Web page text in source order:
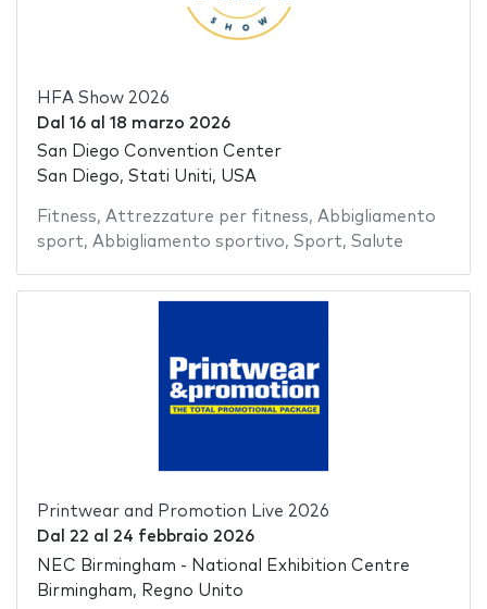
HFA Show 2026
Dal 16al 18 marzo 2026
San Diego Convention Center
San Diego, Stati Uniti, USA
Fitness, Attrezzature per fitness, Abbigliamento
sport, Abbigliamento sportivo, Sport, Salute
Printwear and Promotion Live 2026
Dal 22 al 24 febbraio 2026
NEC Birmingham - National Exhibition Centre
Birmingham, Regno Unito